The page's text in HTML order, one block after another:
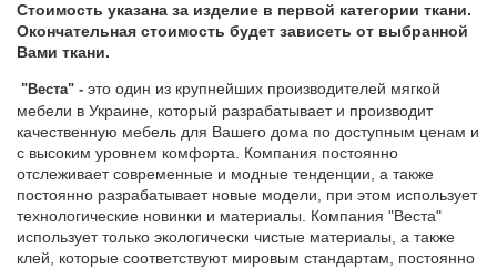
Стоимость указана за изделие в первой категории ткани.
Окончательная стоимость будет зависеть от выбранной
Вами ткани.
"Веста" - это один из крупнейших производителей мягкой
мебели в Украине, который разрабатывает и производит
качественную мебель для Вашего дома по доступным ценам и
с высоким уровнем комфорта. Компания постоянно
отслеживает современные и модные тенденции, а также
постоянно разрабатывает новые модели, при этом использует
технологические новинки и материалы. Компания "Веста"
использует только экологически чистые материалы, а также
клей, которые соответствуют мировым стандартам, постоянно